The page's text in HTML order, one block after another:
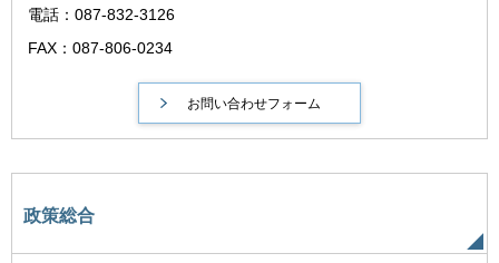
電話：087-832-3126
FAX：087-806-0234
政策総合